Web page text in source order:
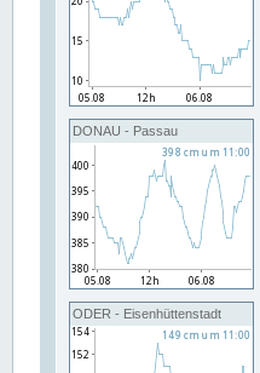
DONAU - Passau
ODER - Eisenhüttenstadt